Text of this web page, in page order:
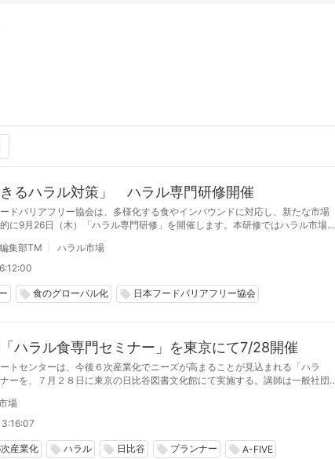
きるハラル対策」 ハラル専門研修開催
ドバリアフリー協会は、多様化する食やインバウンドに対応し、新たな市場
に9月26日（木）「ハラル専門研修」を開催します。本研修ではハラル市場規
識の体得を目指します。
集部TM
ハラル市場
local_offer 食のグローバル化 local_offer 日本フードバリアフリー協会
ハラル食専門セミナー」を東京にて7/28開催
トセンターは、今後６次産業化でニーズが高まることが見込まれる「ハラ
ーを、７月２８日に東京の日比谷図書文化館にて実施する。講師は一般社団
徳丸順道氏。店員は60名で、参加費は無料。
場
産業化 local_offer ハラル local_offer 日比谷 local_offer プランナー local_offer A-FIVE